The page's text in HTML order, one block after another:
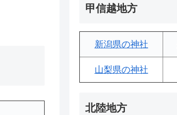
甲信越地方
新潟県の神社
山梨県の神社
北陸地方